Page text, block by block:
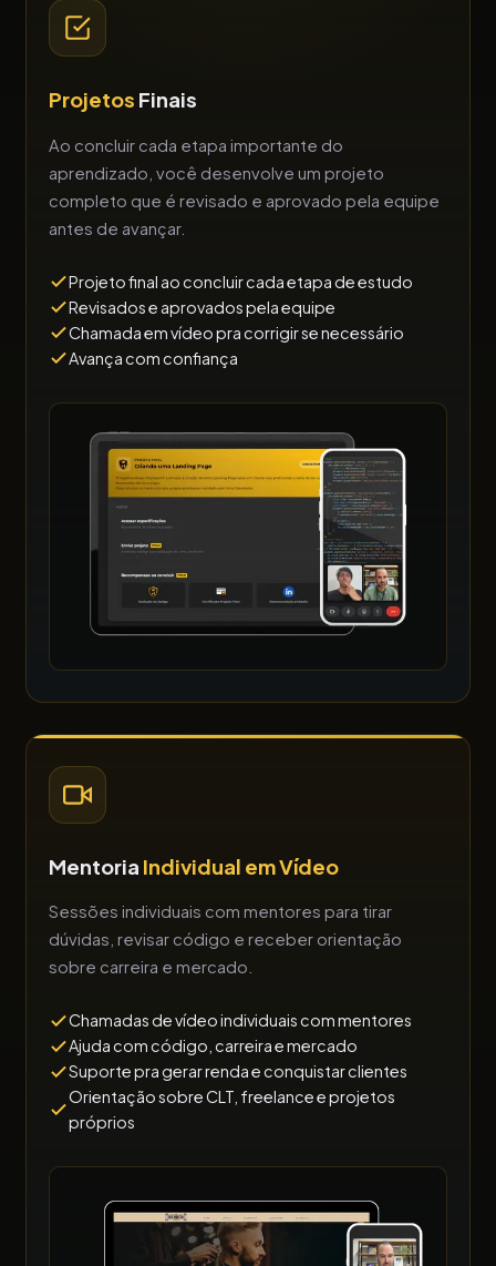
Projetos Finais
Ao concluir cada etapa importante do
aprendizado, você desenvolve um projeto
completo que é revisado e aprovado pela equipe
antes de avançar.
Projeto final ao concluir cada etapa de estudo
Revisados e aprovados pela equipe
Chamada em vídeo pra corrigir se necessário
Avança com confiança
Mentoria Individual em Vídeo
Sessões individuais com mentores para tirar
dúvidas, revisar código e receber orientação
sobre carreira e mercado.
Chamadas de vídeo individuais com mentores
Ajuda com código, carreira e mercado
Suporte pra gerar renda e conquistar clientes
Orientação sobre CLT, freelance e projetos
próprios